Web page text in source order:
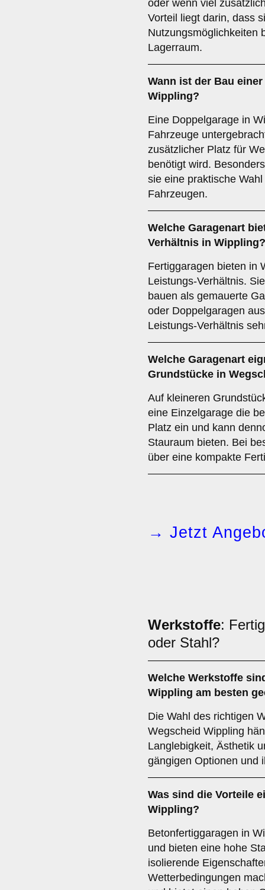
oder wenn viel
Vorteil liegt darin, dass
Nutzungsmöglichkeiten
Lagerraum.
Wann ist der Bau
Wippling?
Eine Doppelgarage in
Fahrzeuge
zusätzlicher Platz für
benötigt wird.
sie eine praktische
Fahrzeugen.
Welche Garagenart
Verhältnis in Wippling?
Fertiggaragen bieten in
Leistungs-Verhältnis.
bauen als gemauerte
oder Doppelgaragen
Leistungs-Verhältnis
Welche Garagenart
Grundstücke in
Auf kleineren
eine Einzelgarage die
Platz ein und kann
Stauraum bieten. Bei
über eine kompakte
→ Jetzt
Werkstoffe:
oder Stahl?
Welche Werkstoffe
Wippling am besten
Die Wahl des richtigen
Wegscheid Wippling
Langlebigkeit, Ästhetik
gängigen Optionen und
Was sind die Vorteile
Wippling?
Betonfertiggaragen in
und bieten eine hohe
isolierende
Wetterbedingungen